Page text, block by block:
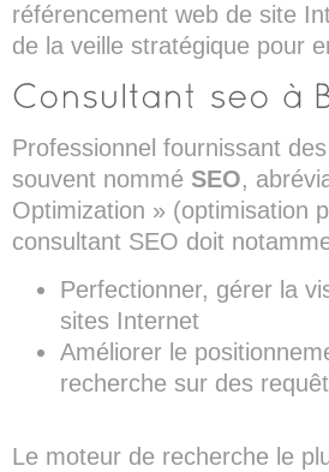
référencement web de site
de la veille stratégique pour
Professionnel fournissant
souvent nommé SEO,
Optimization » (optimisation
consultant SEO doit
Perfectionner, gérer la
sites Internet
Améliorer le
recherche sur des
Le moteur de recherche le